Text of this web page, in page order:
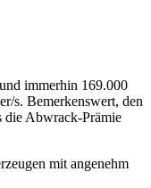
immerhin 169.000
s. Bemerkenswert, den
die Abwrack-Prämie
mit angenehm